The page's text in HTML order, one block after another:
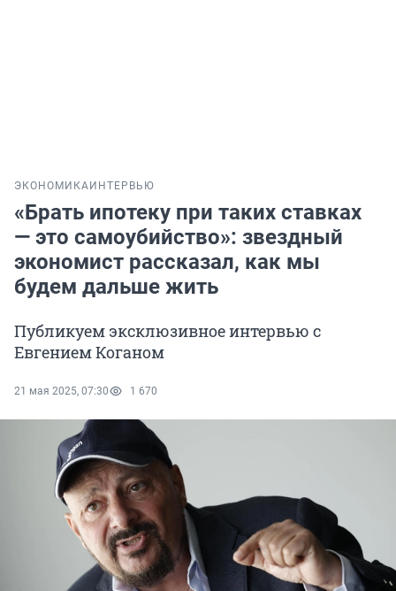
ЭКОНОМИКА ИНТЕРВЬЮ
«Брать ипотеку при таких ставках
— это самоубийство»: звездный
экономист рассказал, как мы
будем дальше жить
Публикуем эксклюзивное интервью с
Евгением Коганом
21 мая 2025, 07:30 1 670